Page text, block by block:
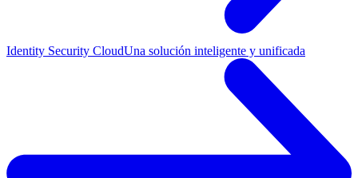
Identity Security CloudUna solución inteligente y unificada